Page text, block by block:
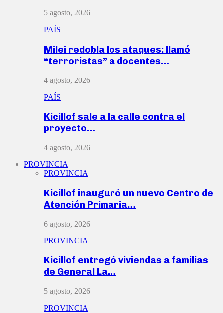
5 agosto, 2026
PAÍS
Milei redobla los ataques: llamó
“terroristas” a docentes…
4 agosto, 2026
PAÍS
Kicillof sale a la calle contra el
proyecto…
4 agosto, 2026
PROVINCIA
PROVINCIA
Kicillof inauguró un nuevo Centro de
Atención Primaria…
6 agosto, 2026
PROVINCIA
Kicillof entregó viviendas a familias
de General La…
5 agosto, 2026
PROVINCIA